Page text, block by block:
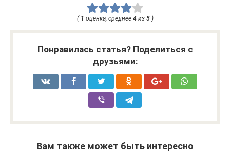
( 1 оценка, среднее 4из 5)
Понравилась статья? Поделиться с
друзьями:
Вам также может быть интересно